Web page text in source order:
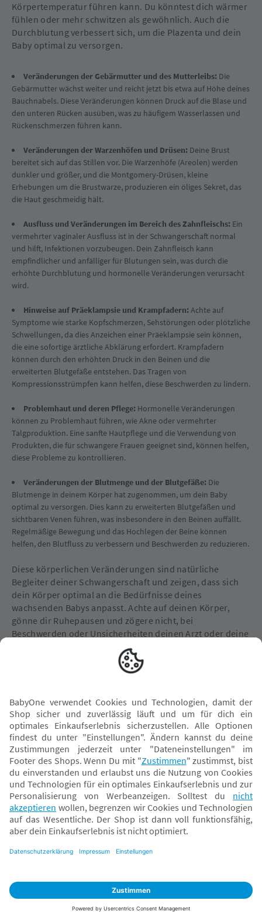
Körpertemperatur führen kann. Du könntest dich wärmer
fühlen oder mehr schwitzen als gewöhnlich. Auch die
Durchblutung verbessert sich, um die Plazenta und dein
Baby optimal zu versorgen.
Veränderungen der Gebärmutter und des Mutterleibs: Die
Gebärmutter wächst weiter und reicht jetzt bis etwa auf Höhe deines
Bauchnabels. Diese Veränderungen können Druck auf die Blase und
den unteren Rücken ausüben, was zu häufigem Wasserlassen und
Rückenschmerzen führen kann.
Veränderungen der Warzenhöfen und Drüsen: Deine Brust
bereitet sich auf das Stillen vor. Die Warzenhöfe (Areolen) werden
dunkler und größer, und die Montgomery-Drüsen, kleine
Erhebungen um die Brustwarze, produzieren ein öliges Sekret, das
die Haut geschmeidig hält.
Ausfluss und Veränderungen im Bereich des Zahnfleischs: Ein
vermehrter vaginaler Ausfluss ist in der Schwangerschaft normal
und hilft, Infektionen vorzubeugen. Dein Zahnfleisch kann
empfindlicher und anfälliger für Blutungen sein, was durch die
erhöhte Durchblutung und hormonelle Veränderungen verursacht
wird.
Hinweise auf Präeklampsie und Krampfadern: Achte auf
Symptome wie starke Kopfschmerzen, Sehstörungen oder plötzliche
Schwellungen, da dies Anzeichen einer Präeklampsie sein können,
die eine sofortige ärztliche Abklärung erfordert. Krampfadern
können durch den erhöhten Druck in den Beinen und die
erweiterten Blutgefäße entstehen. Das Tragen von
Kompressionsstrümpfen kann helfen, diese Beschwerden zu lindern.
Problemhaut und deren Pflege: Hormonelle Veränderungen
können zu Problemhaut führen, wie Akne oder vermehrter
Talgproduktion. Eine sanfte Hautpflege und die Verwendung von
Produkten, die für schwangere Frauen geeignet sind, können helfen,
diese Probleme zu kontrollieren.
Veränderungen der Blutmenge und der Blutgefäße: Die
Blutmenge in deinem Körper hat zugenommen, um dein Baby
optimal zu versorgen. Dies kann zu erweiterten Blutgefäßen und
sichtbaren Venen führen, was insbesondere in den Beinen auffällt.
Regelmäßige Bewegung und das Hochlegen der Beine können
helfen, den Blutfluss zu verbessern und Beschwerden zu reduzieren.
Diese körperlichen Veränderungen sind natürliche
Begleiter deiner Schwangerschaft und zeigen, dass sich
dein Körper optimal an die Bedürfnisse deines
wachsenden Babys anpasst. Achte auf deinen Körper,
gönne dir Ruhepausen und zögere nicht, bei
Beschwerden oder Unsicherheiten deinen Arzt oder deine
Hebamme zu konsultieren, um sicherzustellen, dass alles
Fachmarkt finden
Bitte gib eine Postleitzahl oder einen Ort ein, um
Fachmärkte in deiner Nähe anzuzeigen.
Fragezeichen?
Unsere Experten im Fachmarkt unterstützen dich -